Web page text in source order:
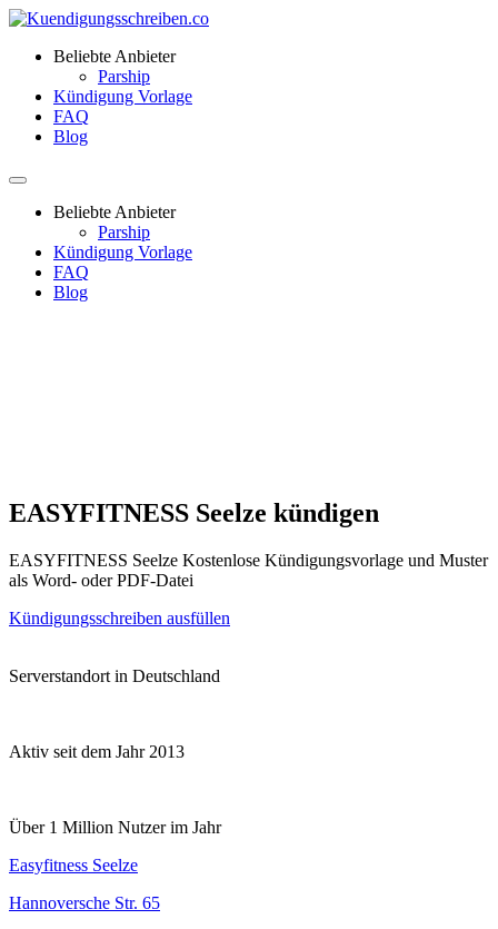
Beliebte Anbieter
Parship
Kündigung Vorlage
FAQ
Blog
Beliebte Anbieter
Parship
Kündigung Vorlage
FAQ
Blog
EASYFITNESS Seelze kündigen
EASYFITNESS Seelze Kostenlose Kündigungsvorlage und Muster
als Word- oder PDF-Datei
Kündigungsschreiben ausfüllen
Serverstandort in Deutschland
Aktiv seit dem Jahr 2013
Über 1 Million Nutzer im Jahr
Easyfitness Seelze
Hannoversche Str. 65